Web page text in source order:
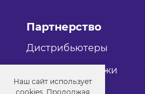
Партнерство
Дистрибьютеры
Оптовые продажи
Наш сайт использует
cookies. Продолжая